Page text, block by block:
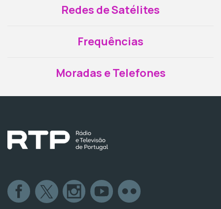
Redes de Satélites
Frequências
Moradas e Telefones